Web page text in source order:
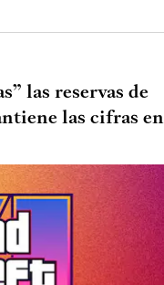
las reservas de
las cifras en